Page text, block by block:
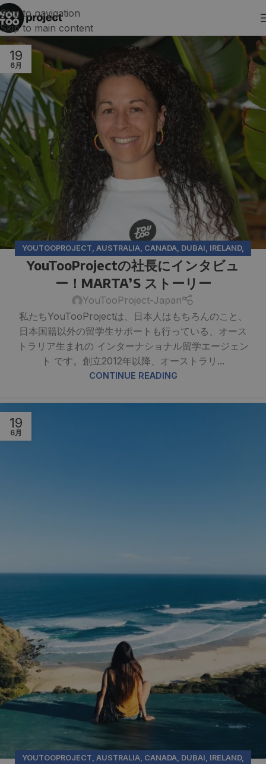
Skip to navigation
Skip to main content
19
6月
YOUTOOPROJECT, AUSTRALIA, CANADA, DUBAI, IRELAND,
MALTA,NEW ZEALAND,YOUTOOPROJECT
YouTooProjectの社長にインタビュ
ー！MARTA’S ストーリー
YouTooProject-Japan
私たちYouTooProjectは、日本人はもちろんのこと、
日本国籍以外の留学生サポートも行っている、オース
トラリア生まれの インターナショナル留学エージェン
ト です。創立2012年以降、オーストラリ...
CONTINUE READING
19
6月
YOUTOOPROJECT, AUSTRALIA, CANADA, DUBAI, IRELAND,